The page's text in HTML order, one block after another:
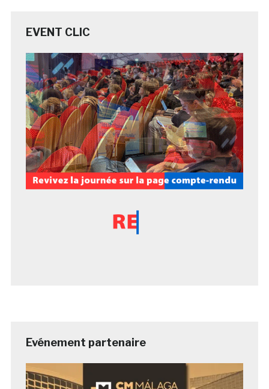
EVENT CLIC
Evénement partenaire